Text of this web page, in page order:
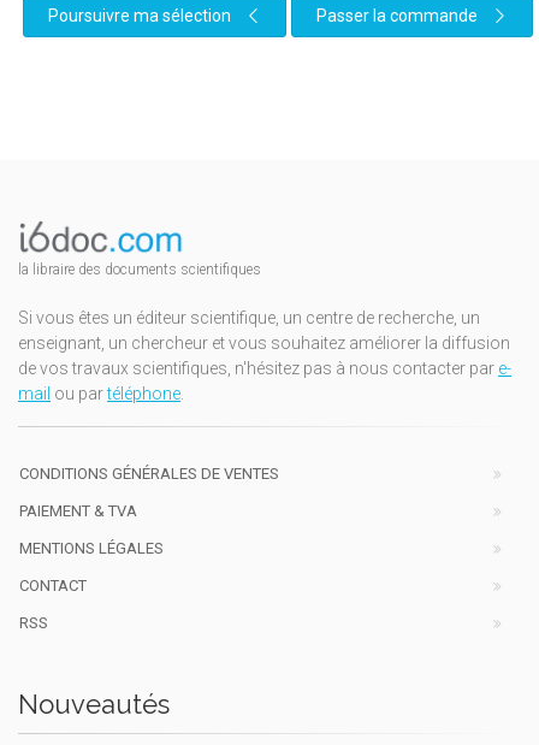
Poursuivre ma sélection Passer la commande
la libraire des documents scientifiques
Si vous êtes un éditeur scientifique, un centre de recherche, un
enseignant, un chercheur et vous souhaitez améliorer la diffusion
de vos travaux scientifiques, n'hésitez pas à nous contacter par e-
mail ou partéléphone.
CONDITIONS GÉNÉRALES DE VENTES
PAIEMENT & TVA
MENTIONS LÉGALES
CONTACT
RSS
Nouveautés